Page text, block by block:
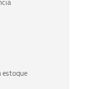
estoque